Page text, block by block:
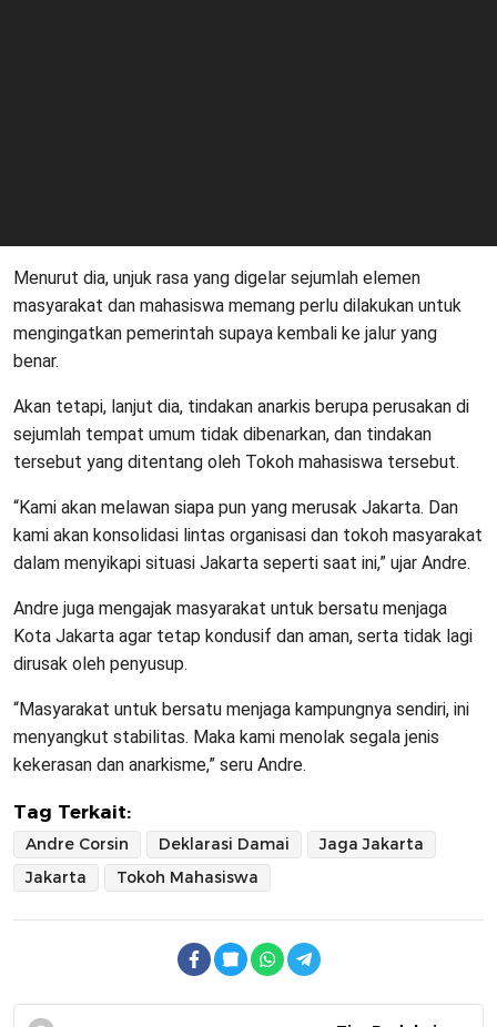
Menurut dia, unjuk rasa yang digelar sejumlah elemen
masyarakat dan mahasiswa memang perlu dilakukan untuk
mengingatkan pemerintah supaya kembali ke jalur yang
benar.
Akan tetapi, lanjut dia, tindakan anarkis berupa perusakan di
sejumlah tempat umum tidak dibenarkan, dan tindakan
tersebut yang ditentang oleh Tokoh mahasiswa tersebut.
“Kami akan melawan siapa pun yang merusak Jakarta. Dan
kami akan konsolidasi lintas organisasi dan tokoh masyarakat
dalam menyikapi situasi Jakarta seperti saat ini,” ujar Andre.
Andre juga mengajak masyarakat untuk bersatu menjaga
Kota Jakarta agar tetap kondusif dan aman, serta tidak lagi
dirusak oleh penyusup.
“Masyarakat untuk bersatu menjaga kampungnya sendiri, ini
menyangkut stabilitas. Maka kami menolak segala jenis
kekerasan dan anarkisme,” seru Andre.
Tag Terkait:
Andre Corsin Deklarasi Damai
Jaga Jakarta
Jakarta
Tokoh Mahasiswa